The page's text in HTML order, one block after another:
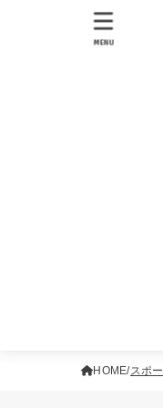
MENU
HOME スポ